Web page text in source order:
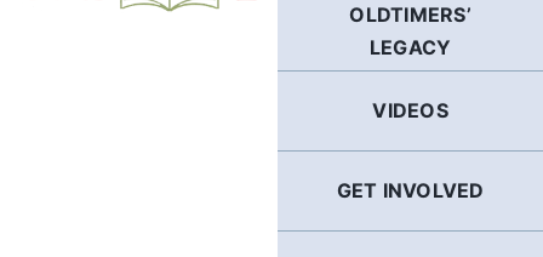
OLDTIMERS’
LEGACY
VIDEOS
GET INVOLVED